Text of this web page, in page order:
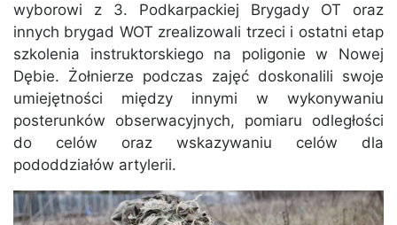
wyborowi z 3. Podkarpackiej Brygady OT oraz
innych brygad WOT zrealizowali trzeci i ostatni etap
szkolenia instruktorskiego na poligonie w Nowej
Dębie. Żołnierze podczas zajęć doskonalili swoje
umiejętności między innymi w wykonywaniu
posterunków obserwacyjnych, pomiaru odległości
do celów oraz wskazywaniu celów dla
pododdziałów artylerii.